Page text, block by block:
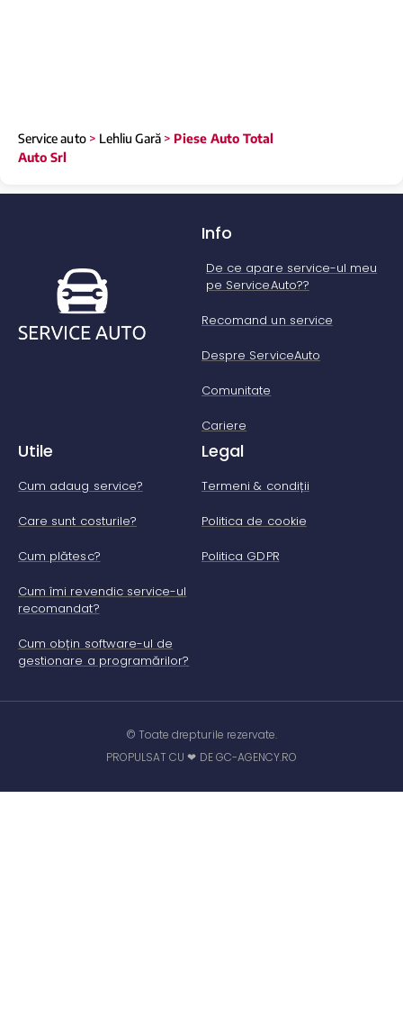
Service auto> Lehliu Gară > Piese Auto Total
Auto Srl
Info
De ce apare service-ul meu
pe ServiceAuto??
Recomand un service
Despre ServiceAuto
Comunitate
Cariere
Utile
Cum adaug service?
Care sunt costurile?
Cum plătesc?
Cum îmi revendic service-ul
recomandat?
Cum obțin software-ul de
gestionare a programărilor?
Legal
Termeni & condiții
Politica de cookie
Politica GDPR
© Toate drepturile rezervate.
PROPULSAT CU ❤ DE GC-AGENCY.RO